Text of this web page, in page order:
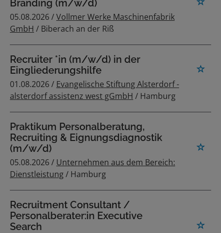
Branding (m/w/d)
05.08.2026 /Vollmer Werke Maschinenfabrik
GmbH / Biberach an der Riß
Recruiter *in (m/w/d) in der
Eingliederungshilfe
01.08.2026 / Evangelische Stiftung Alsterdorf -
alsterdorf assistenz west gGmbH / Hamburg
Praktikum Personalberatung,
Recruiting & Eignungsdiagnostik
(m/w/d)
05.08.2026 / Unternehmen aus dem Bereich:
Dienstleistung/ Hamburg
Recruitment Consultant /
Personalberater:in Executive
Search